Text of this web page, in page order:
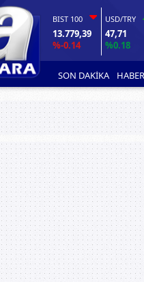
BIST 100
13.779,39
%-0.14
USD/TRY
47,71
%0.18
SON DAKİKA